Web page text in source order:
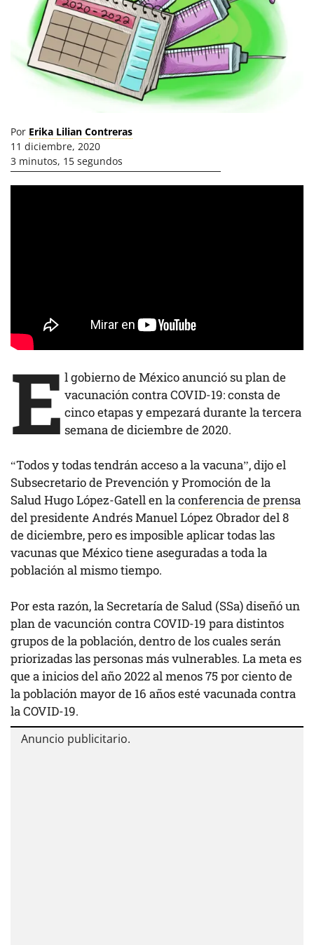
Por Erika Lilian Contreras
11 diciembre, 2020
3 minutos, 15 segundos
E l gobierno de México anunció su plan de
vacunación contra COVID-19: consta de
cinco etapas y empezará durante la tercera
semana de diciembre de 2020.
“Todos y todas tendrán acceso a la vacuna”, dijo el
Subsecretario de Prevención y Promoción de la
Salud Hugo López-Gatell en laconferencia de prensa
del presidente Andrés Manuel López Obrador del 8
de diciembre, pero es imposible aplicar todas las
vacunas que México tiene aseguradas a toda la
población al mismo tiempo.
Por esta razón, la Secretaría de Salud (SSa) diseñó un
plan de vacunción contra COVID-19 para distintos
grupos de la población, dentro de los cuales serán
priorizadas las personas más vulnerables. La meta es
que a inicios del año 2022 al menos 75 por ciento de
la población mayor de 16 años esté vacunada contra
la COVID-19.